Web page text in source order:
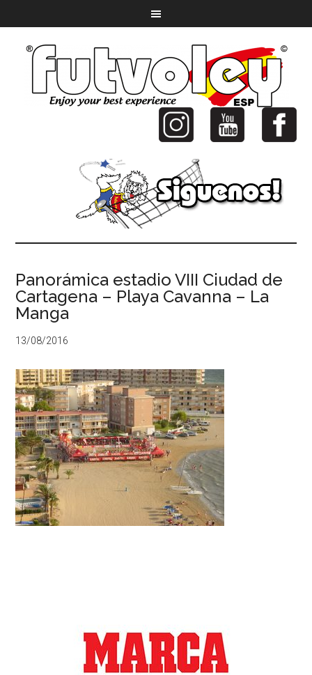
Panorámica estadio VIII Ciudad de
Cartagena – Playa Cavanna – La
Manga
13/08/2016